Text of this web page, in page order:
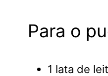
Para o
1 lata de